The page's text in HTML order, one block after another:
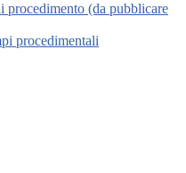
procedimento (da pubblicare
procedimentali